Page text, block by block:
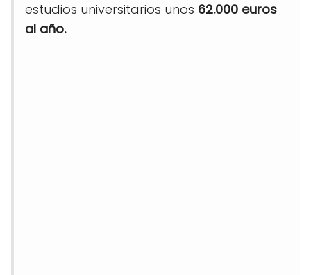
estudios universitarios unos 62.000 euros
al año.